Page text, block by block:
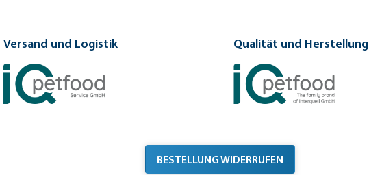
Versand und Logistik Qualität und Herstellung
BESTELLUNG WIDERRUFEN